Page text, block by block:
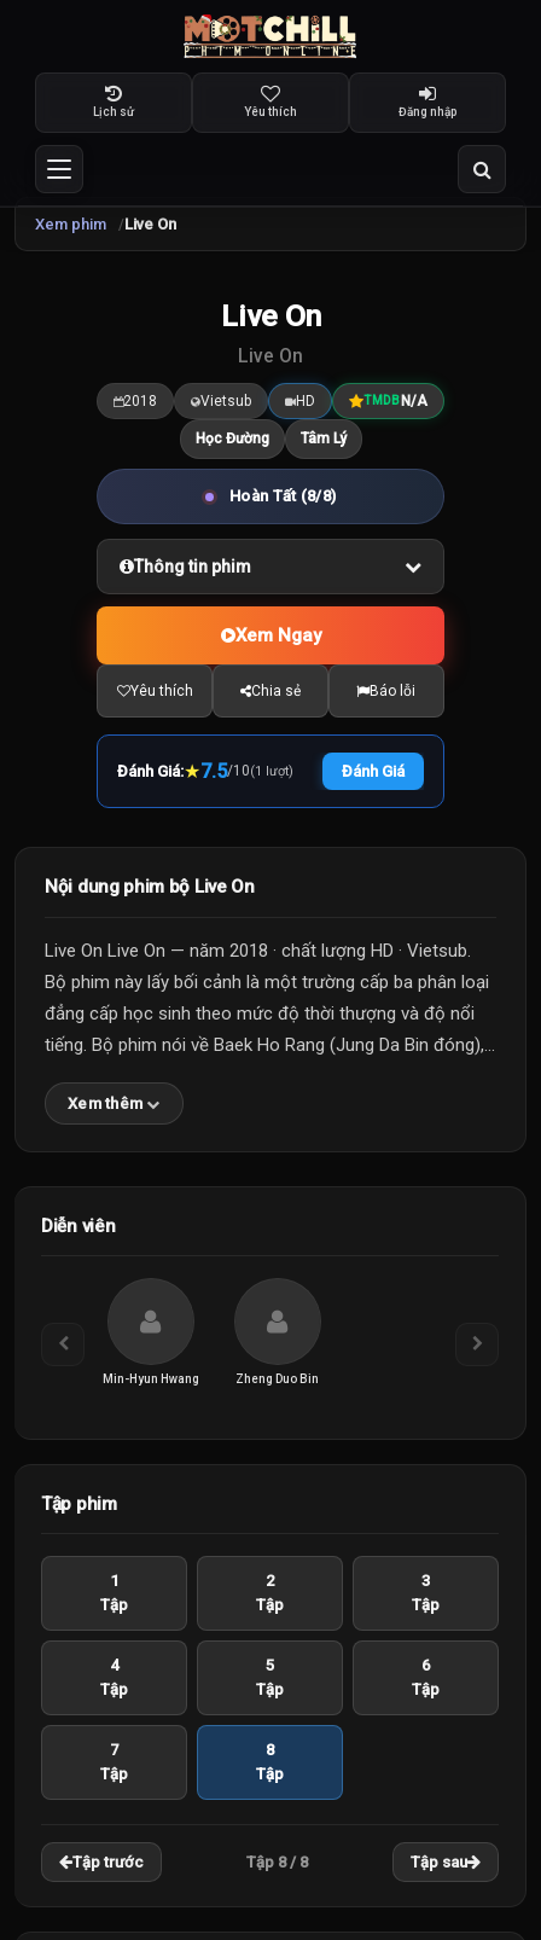
Lịch sử Yêu thích Đăng nhập
Xem phim Live On
Live On
Live On
2018 Vietsub HD TMDB N/A
Học Đường Tâm Lý
Hoàn Tất (8/8)
Thông tin phim
Xem Ngay
Yêu thích Chia sẻ Báo lỗi
Đánh Giá:★7.5/10(1 lượt) Đánh Giá
Nội dung phim bộ Live On
Live On Live On — năm 2018 · chất lượng HD · Vietsub.
Bộ phim này lấy bối cảnh là một trường cấp ba phân loại
đẳng cấp học sinh theo mức độ thời thượng và độ nổi
tiếng. Bộ phim nói về Baek Ho Rang (Jung Da Bin đóng),...
Xem thêm
Diễn viên
Min-Hyun Hwang Zheng Duo Bin
Tập phim
1
Tập
2
Tập
3
Tập
4
Tập
5
Tập
6
Tập
7
Tập
8
Tập
Tập trước Tập 8 / 8 Tập sau